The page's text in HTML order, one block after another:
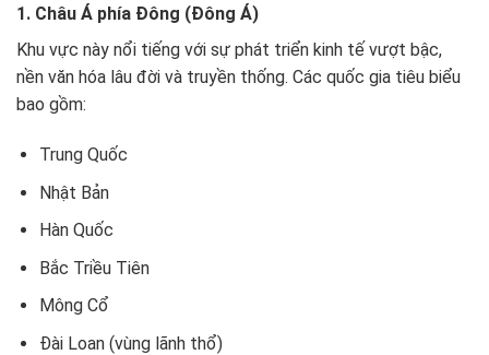
1. Châu Á phía Đông (Đông Á)
Khu vực này nổi tiếng với sự phát triển kinh tế vượt bậc,
nền văn hóa lâu đời và truyền thống. Các quốc gia tiêu biểu
bao gồm:
Trung Quốc
Nhật Bản
Hàn Quốc
Bắc Triều Tiên
Mông Cổ
Đài Loan (vùng lãnh thổ)